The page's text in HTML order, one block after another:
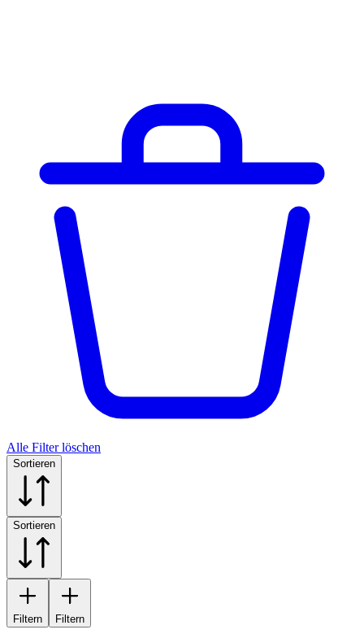
Alle Filter löschen
Sortieren
Sortieren
Filtern Filtern